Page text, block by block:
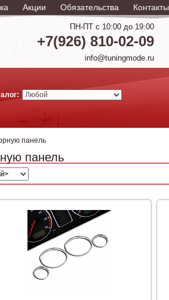
ПН-ПТ с 10:00 до 19:00
+7(926) 810-02-09
info@tuningmode.ru
Акции Обязательства Контакты
панель
панель